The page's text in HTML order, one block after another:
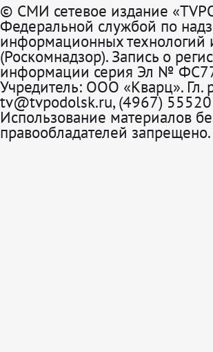
© СМИ сетевое издание
Федеральной службой по
информационных
(Роскомнадзор). Запись о
информации серия Эл №
Учредитель: ООО «Кварц». Гл.
tv@tvpodolsk.ru, (4967)
Использование материалов
правообладателей